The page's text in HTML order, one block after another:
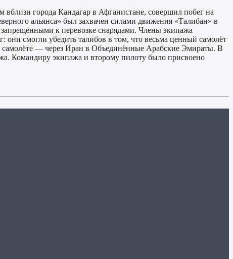
города Кандагар в Афганистане, совершил побег на
альянса» был захвачен силами движения «Талибан» в
к перевозке снарядами. Члены экипажа
они смогли убедить талибов в том, что весьма ценный самолёт
самолёте — через Иран в Объединённые Арабские Эмираты. В
Командиру экипажа и второму пилоту было присвоено